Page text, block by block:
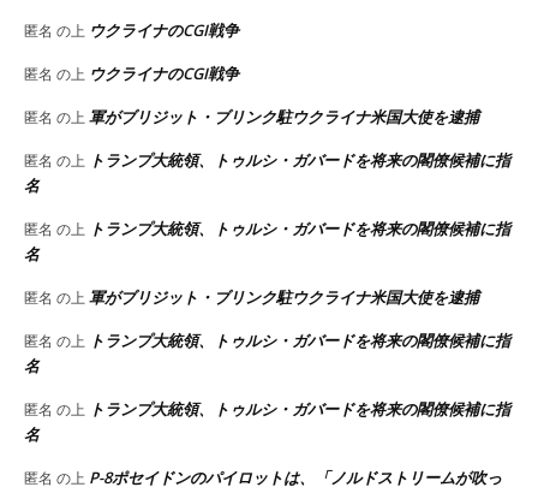
匿名 の上 ウクライナのCGI戦争
匿名 の上 ウクライナのCGI戦争
匿名 の上 軍がブリジット・ブリンク駐ウクライナ米国大使を逮捕
匿名 の上 トランプ大統領、トゥルシ・ガバードを将来の閣僚候補に指
名
匿名 の上 トランプ大統領、トゥルシ・ガバードを将来の閣僚候補に指
名
匿名 の上 軍がブリジット・ブリンク駐ウクライナ米国大使を逮捕
匿名 の上 トランプ大統領、トゥルシ・ガバードを将来の閣僚候補に指
名
匿名 の上 トランプ大統領、トゥルシ・ガバードを将来の閣僚候補に指
名
匿名 の上 P-8ポセイドンのパイロットは、「ノルドストリームが吹っ